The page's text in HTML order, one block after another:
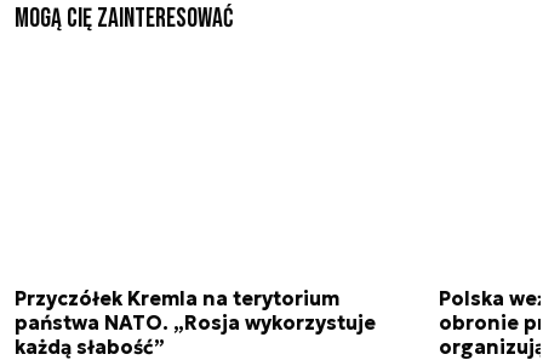
Mogą Cię zainteresować
Przyczółek Kremla na terytorium
państwa NATO. „Rosja wykorzystuje
każdą słabość”
Polska
obronie